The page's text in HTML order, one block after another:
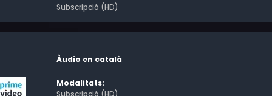
Subscripció (HD)
Àudio en català
Modalitats:
Subscripció (HD)